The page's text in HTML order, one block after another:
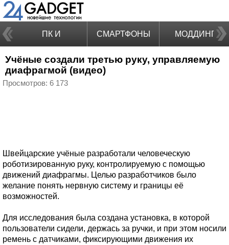
ПК И
НОУТБУКИ
СМАРТФОНЫ МОДДИНГ
Учёные создали третью руку, управляемую
диафрагмой (видео)
Просмотров: 6 173
Швейцарские учёные разработали человеческую
роботизированную руку, контролируемую с помощью
движений диафрагмы. Целью разработчиков было
желание понять нервную систему и границы её
возможностей.
Для исследования была создана установка, в которой
пользователи сидели, держась за ручки, и при этом носили
ремень с датчиками, фиксирующими движения их